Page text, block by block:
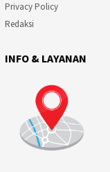
Privacy Policy
Redaksi
INFO & LAYANAN